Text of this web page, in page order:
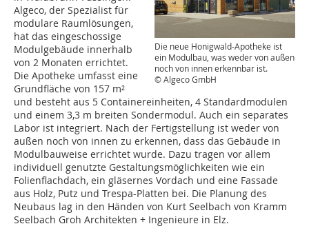
Die neue Honigwald-Apotheke ist
ein Modulbau, was weder von außen
noch von innen erkennbar ist.
© Algeco GmbH
Algeco, der Spezialist für
modulare Raumlösungen,
hat das eingeschossige
Modulgebäude innerhalb
von 2 Monaten errichtet.
Die Apotheke umfasst eine
Grundfläche von 157 m²
und besteht aus 5 Containereinheiten, 4 Standardmodulen
und einem 3,3 m breiten Sondermodul. Auch ein separates
Labor ist integriert. Nach der Fertigstellung ist weder von
außen noch von innen zu erkennen, dass das Gebäude in
Modulbauweise errichtet wurde. Dazu tragen vor allem
individuell genutzte Gestaltungsmöglichkeiten wie ein
Folienflachdach, ein gläsernes Vordach und eine Fassade
aus Holz, Putz und Trespa-Platten bei. Die Planung des
Neubaus lag in den Händen von Kurt Seelbach von Kramm
Seelbach Groh Architekten + Ingenieure in Elz.